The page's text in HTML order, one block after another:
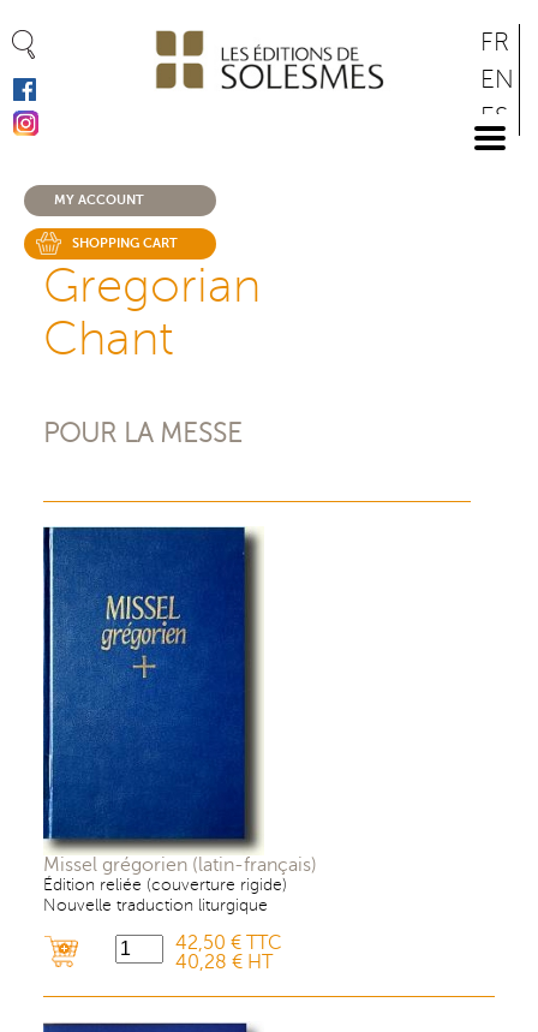
to
main
FR
EN
ES
DE
MY ACCOUNT
SHOPPING CART
Gregorian
Chant
POUR LA MESSE
Missel grégorien (latin-français)
Édition reliée (couverture rigide)
Nouvelle traduction liturgique
42,50 € TTC
40,28 € HT